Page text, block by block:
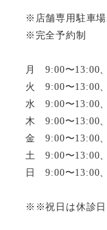
※店舗専用駐車場
※完全予約制
月 9:00〜13:00
火 9:00〜13:00
水 9:00〜13:00
木 9:00〜13:00
金 9:00〜13:00
土 9:00〜13:00
日 9:00〜13:00
※※祝日は休診日